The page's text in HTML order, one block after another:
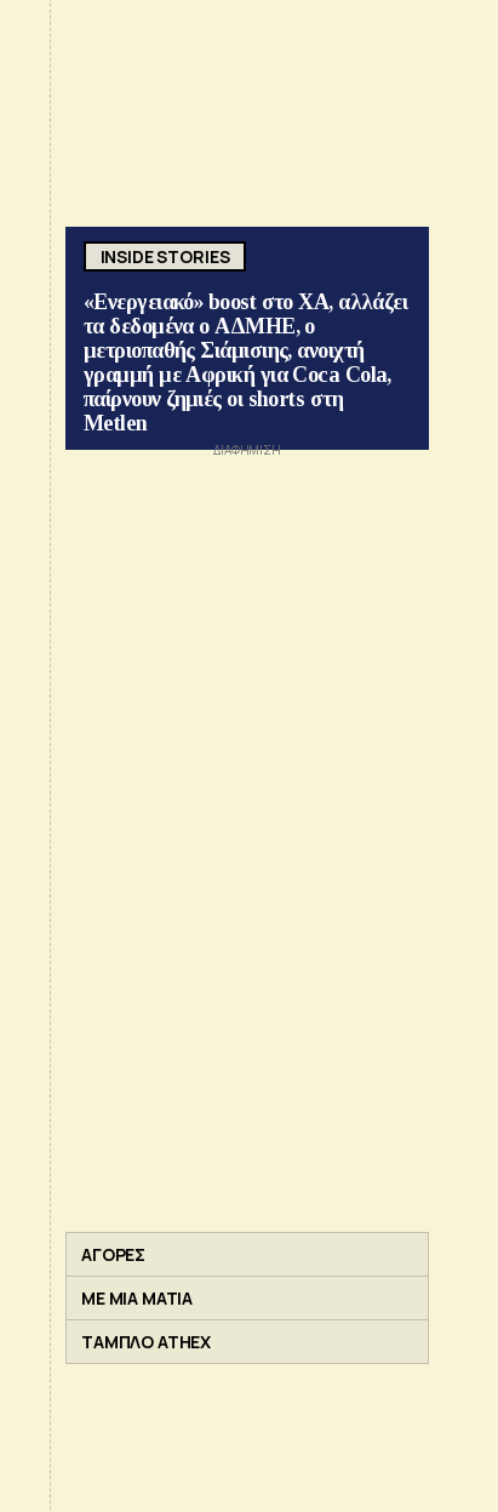
INSIDE STORIES
«Ενεργειακό» boost στο ΧΑ, αλλάζει
τα δεδομένα ο ΑΔΜΗΕ, ο
μετριοπαθής Σιάμισιης, ανοιχτή
γραμμή με Αφρική για Coca Cola,
παίρνουν ζημιές οι shorts στη
Metlen
ΑΓΟΡΕΣ
ΜΕ ΜΙΑ ΜΑΤΙΑ
ΤΑΜΠΛΟ ATHEX